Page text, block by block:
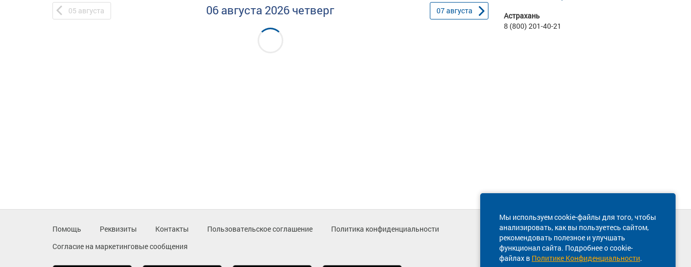
05 августа 06 августа 2026 четверг 07августа
Астрахань
8 (800) 201-40-21
Мы используем cookie-файлы для того, чтобы
анализировать, как вы пользуетесь сайтом,
рекомендовать полезное и улучшать
функционал сайта. Подробнее о cookie-
файлах в Политике Конфиденциальности.
Помощь Реквизиты Контакты Пользовательское соглашение
Политика конфиденциальности
Согласие на маркетинговые сообщения
Техническая поддержка сайта
8 800 600-03-38